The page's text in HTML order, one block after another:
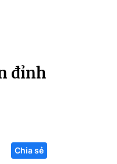
Công nghệ tương lai
đỉnh
Chia sẻ